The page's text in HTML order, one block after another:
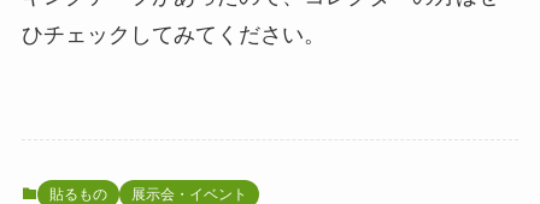
ひチェックしてみてください。
貼るもの 展示会・イベント